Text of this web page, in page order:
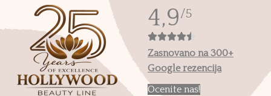
4,9/5
Zasnovano na 300+
Google rezencija
Ocenite nas!